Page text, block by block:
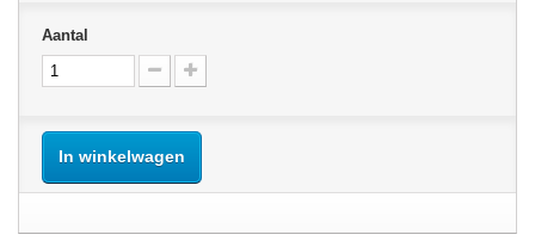
Aantal
In winkelwagen